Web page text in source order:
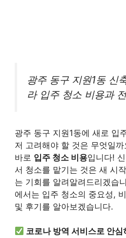
광주 동구 지원1동 신
라 입주 청소 비용과
광주 동구 지원1동에 새로 입
저 고려해야 할 것은 무엇일까
바로 입주 청소 비용입니다!
서 청소를 맡기는 것은 새 시
는 기회를 알려알려드리겠습
에서는 입주 청소의 중요성,
및 후기를 알아보겠습니다.
코로나 방역 서비스로 안심